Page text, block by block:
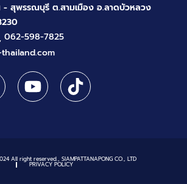
สุพรรณบุรี ต.สามเมือง อ.ลาดบัวหลวง
, 062-598-7825
All right reserved., SIAMPATTANAPONG CO., LTD
PRIVACY POLICY